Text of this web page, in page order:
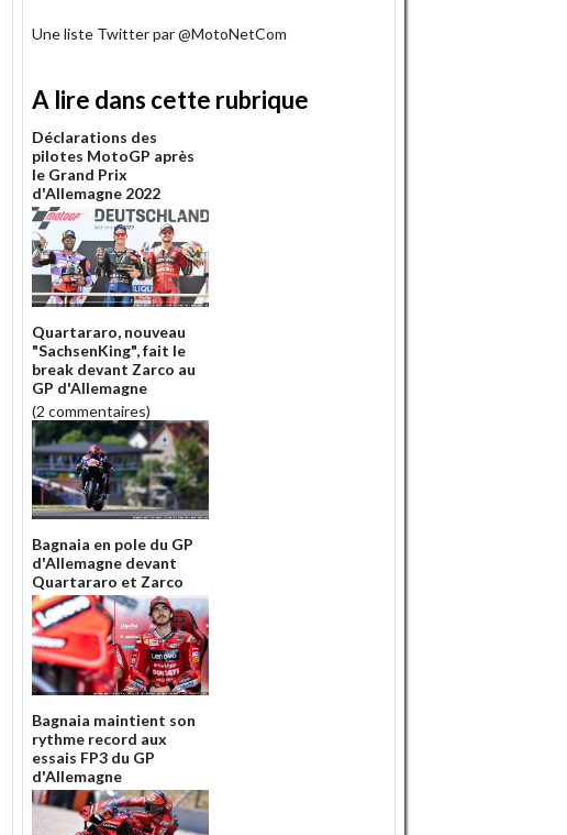
Une liste Twitter par @MotoNetCom
A lire dans cette rubrique
Déclarations des
pilotes MotoGP après
le Grand Prix
d'Allemagne 2022
Quartararo, nouveau
"SachsenKing", fait le
break devant Zarco au
GP d'Allemagne
(2 commentaires)
Bagnaia en pole du GP
d'Allemagne devant
Quartararo et Zarco
Bagnaia maintient son
rythme record aux
essais FP3 du GP
d'Allemagne